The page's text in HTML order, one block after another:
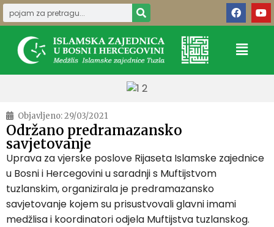
Objavljeno:29/03/2021
Održano predramazansko
savjetovanje
Uprava za vjerske poslove Rijaseta Islamske zajednice
u Bosni i Hercegovini u saradnji s Muftijstvom
tuzlanskim, organizirala je predramazansko
savjetovanje kojem su prisustvovali glavni imami
medžlisa i koordinatori odjela Muftijstva tuzlanskog.